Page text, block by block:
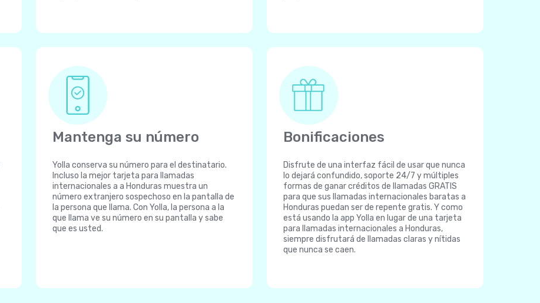
Mantenga su número
Yolla conserva su número para el destinatario.
Incluso la mejor tarjeta para llamadas
internacionales a a Honduras muestra un
número extranjero sospechoso en la pantalla de
la persona que llama. Con Yolla, la persona a la
que llama ve su número en su pantalla y sabe
que es usted.
Bonificaciones
Disfrute de una interfaz fácil de usar que nunca
lo dejará confundido, soporte 24/7 y múltiples
formas de ganar créditos de llamadas GRATIS
para que sus llamadas internacionales baratas a
Honduras puedan ser de repente gratis. Y como
está usando la app Yolla en lugar de una tarjeta
para llamadas internacionales a Honduras,
siempre disfrutará de llamadas claras y nítidas
que nunca se caen.